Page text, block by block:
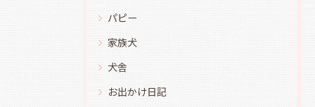
パピー
家族犬
犬舎
お出かけ日記